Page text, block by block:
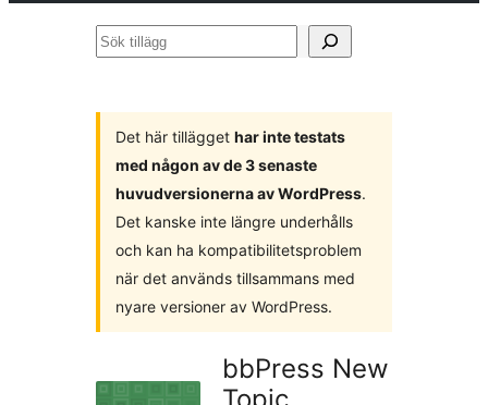
Sök
Det här tillägget har inte testats
med någon av de 3 senaste
huvudversionerna av WordPress.
Det kanske inte längre underhålls
och kan ha kompatibilitetsproblem
när det används tillsammans med
nyare versioner av WordPress.
bbPress New